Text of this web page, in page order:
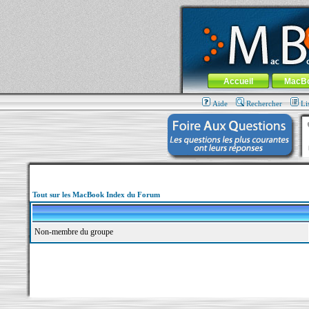
MacBook-fr.com : 100% Apple... 100%
Aller au contenu-Aller au menu
Menu général
Accueil
Aide Rechercher
Tout sur les MacBook Index du Forum
Non-membre du groupe